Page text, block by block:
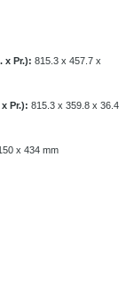
x Pr.): 815.3 x 457.7 x
Pr.): 815.3 x 359.8 x 36.4
x 434 mm